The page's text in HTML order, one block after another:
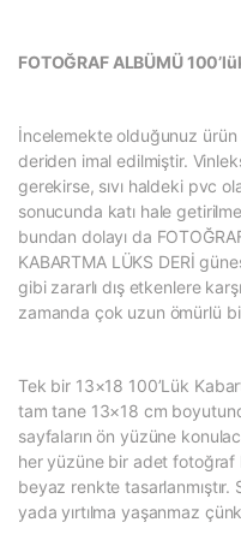
FOTOĞRAF ALBÜMÜ
İncelemekte olduğunuz
deriden imal edilmiştir.
gerekirse, sıvı haldeki pvc
sonucunda katı hale
bundan dolayı da
KABARTMA LÜKS DERİ
gibi zararlı dış etkenlere
zamanda çok uzun ömürlü
Tek bir 13×18 100’Lük
tam tane 13×18 cm
sayfaların ön yüzüne
her yüzüne bir adet fotoğraf
beyaz renkte tasarlanmıştır.
yada yırtılma yaşanmaz